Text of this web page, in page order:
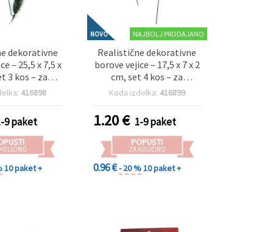
dekorativne
– 25,5 x 7,5 x
3 kos – za
domačo
DIY
416898
9 paket
10 paket +
NOVO NAJBOLJ PRODAJANO
Realistične dekorativne
borove vejice – 17,5 x 7 x 2
cm, set 4 kos – za
praznične aranžmaje in
Koda izdelka: 416899
1.20€ 1-9 paket
POPUSTI
ZA KOLIČINO
0.96 €- 20 %10 paket +